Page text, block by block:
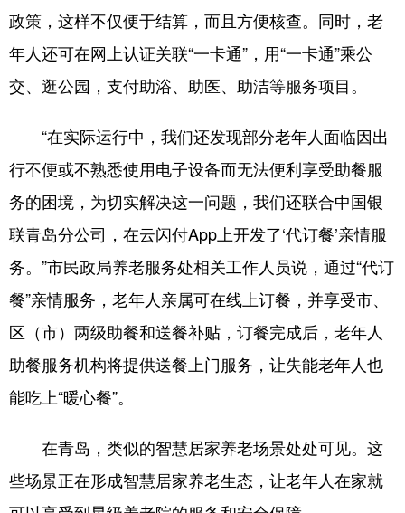
政策，这样不仅便于结算，而且方便核查。同时，老
年人还可在网上认证关联“一卡通”，用“一卡通”乘公
交、逛公园，支付助浴、助医、助洁等服务项目。
“在实际运行中，我们还发现部分老年人面临因出
行不便或不熟悉使用电子设备而无法便利享受助餐服
务的困境，为切实解决这一问题，我们还联合中国银
联青岛分公司，在云闪付App上开发了‘代订餐’亲情服
务。”市民政局养老服务处相关工作人员说，通过“代订
餐”亲情服务，老年人亲属可在线上订餐，并享受市、
区（市）两级助餐和送餐补贴，订餐完成后，老年人
助餐服务机构将提供送餐上门服务，让失能老年人也
能吃上“暖心餐”。
在青岛，类似的智慧居家养老场景处处可见。这
些场景正在形成智慧居家养老生态，让老年人在家就